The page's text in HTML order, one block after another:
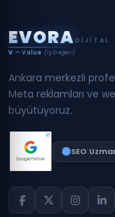
EVORA DIJITAL
V — Value (İş Değeri)
Ankara merkezli
Meta reklamları ve
büyütüyoruz.
SEO